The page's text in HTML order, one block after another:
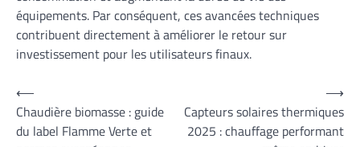
équipements. Par conséquent, ces avancées techniques
contribuent directement à améliorer le retour sur
investissement pour les utilisateurs finaux.
Navigation
de
⟵
Chaudière biomasse : guide
du label Flamme Verte et
Capteurs solaires thermiques
2025 : chauffage performant
⟶